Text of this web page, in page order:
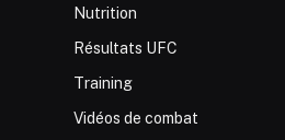
Nutrition
Résultats UFC
Training
Vidéos de combat